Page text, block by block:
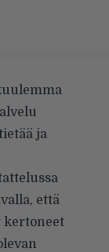
ja
että
kertoneet